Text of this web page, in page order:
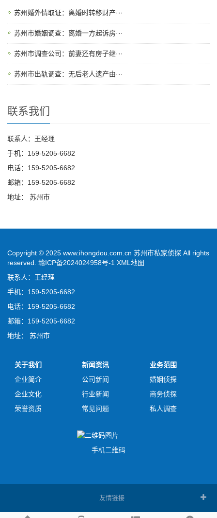
苏州婚外情取证：离婚时转移财产···
苏州市婚姻调查：离婚一方起诉房···
苏州市调查公司：前妻还有房子继···
苏州市出轨调查：无后老人遗产由···
联系我们
联系人：王经理
手机：159-5205-6682
电话：159-5205-6682
邮箱：159-5205-6682
地址： 苏州市
Copyright © 2025 www.ihongdou.com.cn 苏州市私家侦探 All rights
reserved. 赣ICP备2024024958号-1 XML地图
联系人：王经理
手机：159-5205-6682
电话：159-5205-6682
邮箱：159-5205-6682
地址： 苏州市
关于我们
企业简介
企业文化
荣誉资质
新闻资讯
公司新闻
行业新闻
常见问题
业务范围
婚姻侦探
商务侦探
私人调查
手机二维码
友情链接